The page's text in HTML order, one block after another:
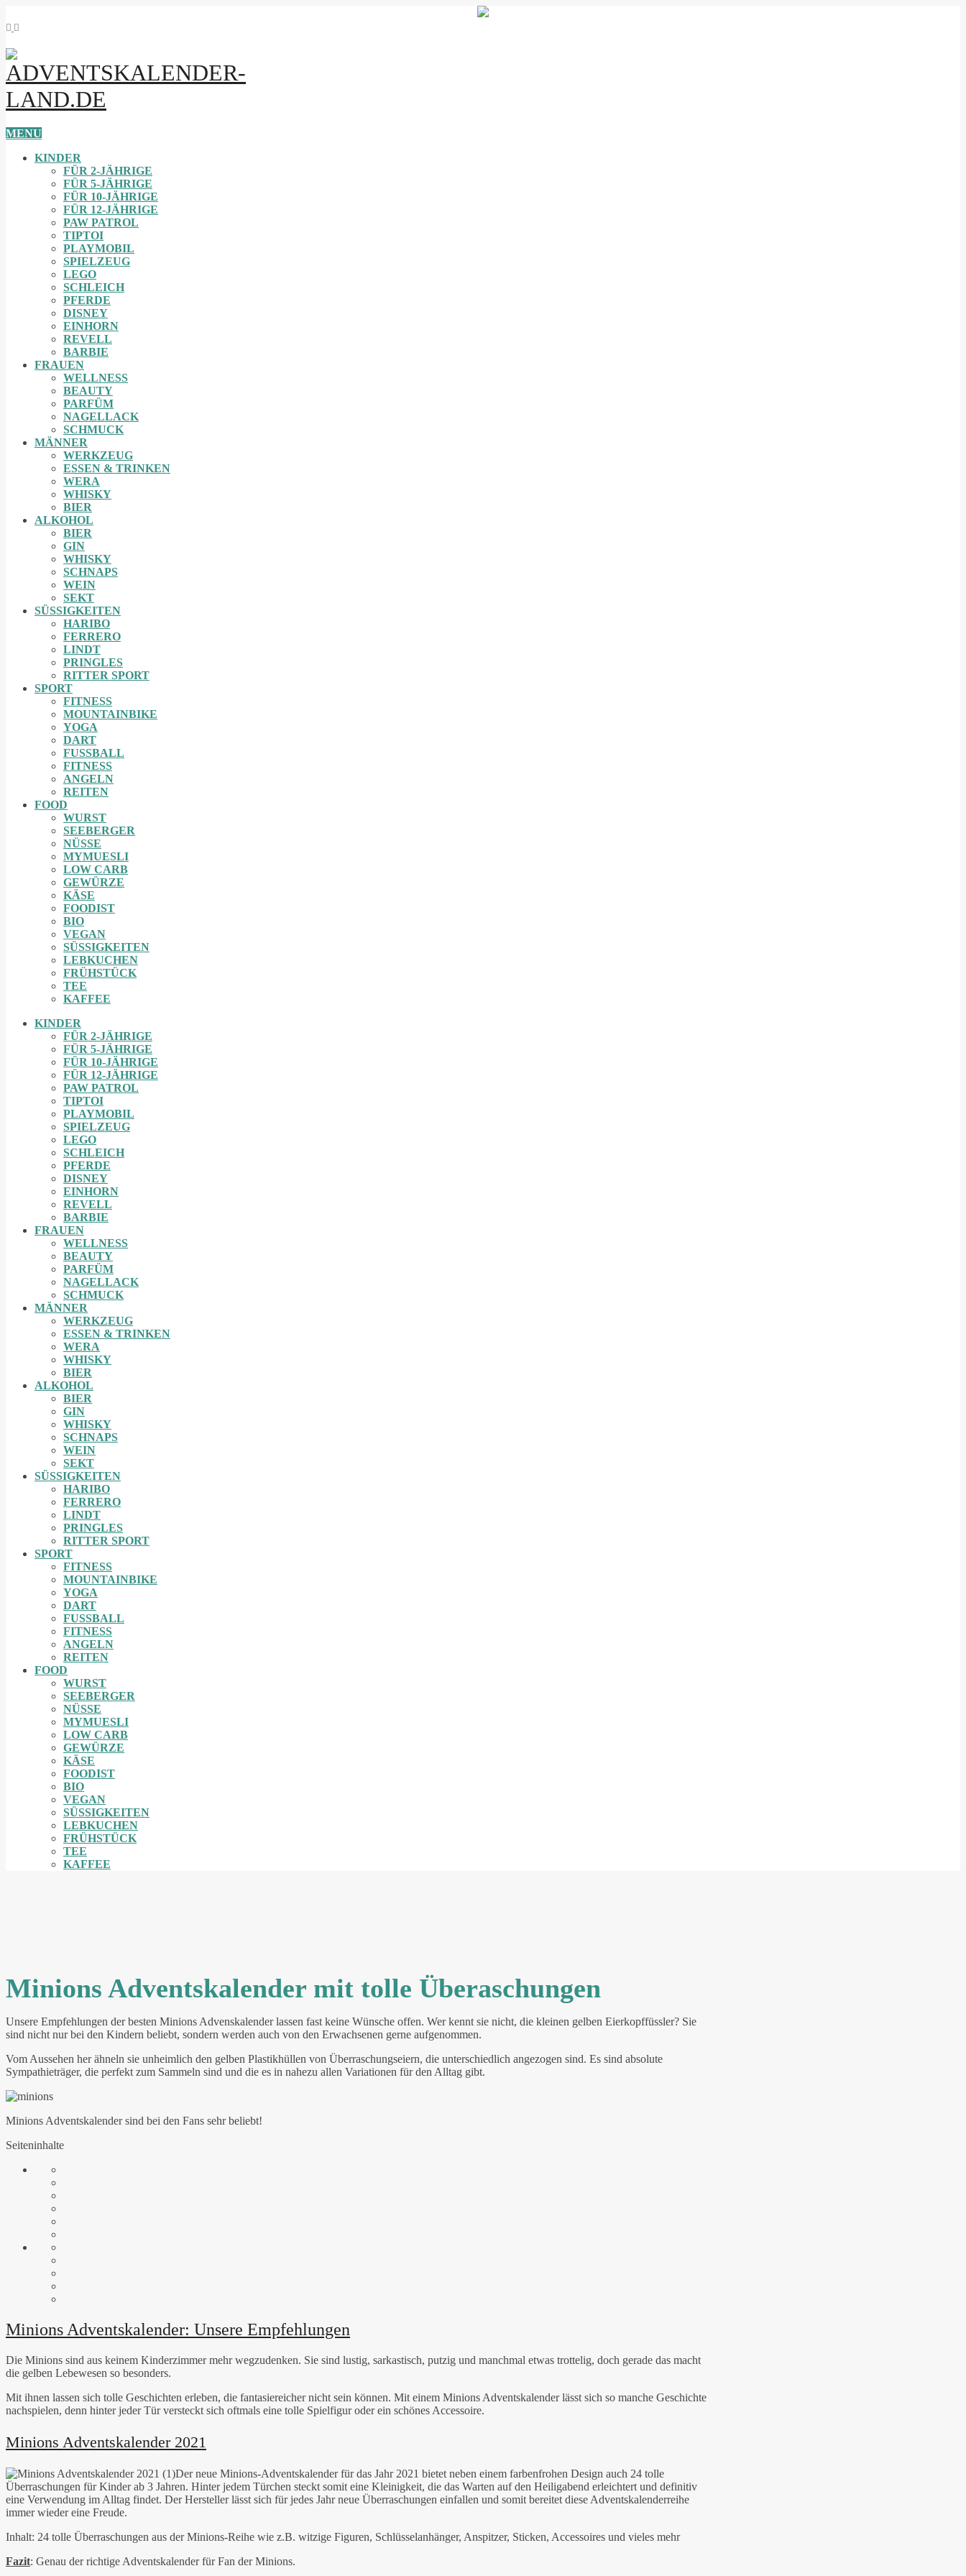
MENU
KINDER
FÜR 2-JÄHRIGE
FÜR 5-JÄHRIGE
FÜR 10-JÄHRIGE
FÜR 12-JÄHRIGE
PAW PATROL
TIPTOI
PLAYMOBIL
SPIELZEUG
LEGO
SCHLEICH
PFERDE
DISNEY
EINHORN
REVELL
BARBIE
FRAUEN
WELLNESS
BEAUTY
PARFÜM
NAGELLACK
SCHMUCK
MÄNNER
WERKZEUG
ESSEN & TRINKEN
WERA
WHISKY
BIER
ALKOHOL
BIER
GIN
WHISKY
SCHNAPS
WEIN
SEKT
SÜSSIGKEITEN
HARIBO
FERRERO
LINDT
PRINGLES
RITTER SPORT
SPORT
FITNESS
MOUNTAINBIKE
YOGA
DART
FUSSBALL
FITNESS
ANGELN
REITEN
FOOD
WURST
SEEBERGER
NÜSSE
MYMUESLI
LOW CARB
GEWÜRZE
KÄSE
FOODIST
BIO
VEGAN
SÜSSIGKEITEN
LEBKUCHEN
FRÜHSTÜCK
TEE
KAFFEE
KINDER
FÜR 2-JÄHRIGE
FÜR 5-JÄHRIGE
FÜR 10-JÄHRIGE
FÜR 12-JÄHRIGE
PAW PATROL
TIPTOI
PLAYMOBIL
SPIELZEUG
LEGO
SCHLEICH
PFERDE
DISNEY
EINHORN
REVELL
BARBIE
FRAUEN
WELLNESS
BEAUTY
PARFÜM
NAGELLACK
SCHMUCK
MÄNNER
WERKZEUG
ESSEN & TRINKEN
WERA
WHISKY
BIER
ALKOHOL
BIER
GIN
WHISKY
SCHNAPS
WEIN
SEKT
SÜSSIGKEITEN
HARIBO
FERRERO
LINDT
PRINGLES
RITTER SPORT
SPORT
FITNESS
MOUNTAINBIKE
YOGA
DART
FUSSBALL
FITNESS
ANGELN
REITEN
FOOD
WURST
SEEBERGER
NÜSSE
MYMUESLI
LOW CARB
GEWÜRZE
KÄSE
FOODIST
BIO
VEGAN
SÜSSIGKEITEN
LEBKUCHEN
FRÜHSTÜCK
TEE
KAFFEE
Minions Adventskalender mit tolle Überaschungen
Unsere Empfehlungen der besten Minions Advenskalender lassen fast keine Wünsche offen. Wer kennt sie nicht, die kleinen gelben Eierkopffüssler? Sie
sind nicht nur bei den Kindern beliebt, sondern werden auch von den Erwachsenen gerne aufgenommen.
Vom Aussehen her ähneln sie unheimlich den gelben Plastikhüllen von Überraschungseiern, die unterschiedlich angezogen sind. Es sind absolute
Sympathieträger, die perfekt zum Sammeln sind und die es in nahezu allen Variationen für den Alltag gibt.
Minions Adventskalender sind bei den Fans sehr beliebt!
Seiteninhalte
Minions Adventskalender: Unsere Empfehlungen
Die Minions sind aus keinem Kinderzimmer mehr wegzudenken. Sie sind lustig, sarkastisch, putzig und manchmal etwas trottelig, doch gerade das macht
die gelben Lebewesen so besonders.
Mit ihnen lassen sich tolle Geschichten erleben, die fantasiereicher nicht sein können. Mit einem Minions Adventskalender lässt sich so manche Geschichte
nachspielen, denn hinter jeder Tür versteckt sich oftmals eine tolle Spielfigur oder ein schönes Accessoire.
Minions Adventskalender 2021
Der neue Minions-Adventskalender für das Jahr 2021 bietet neben einem farbenfrohen Design auch 24 tolle
Überraschungen für Kinder ab 3 Jahren. Hinter jedem Türchen steckt somit eine Kleinigkeit, die das Warten auf den Heiligabend erleichtert und definitiv
eine Verwendung im Alltag findet. Der Hersteller lässt sich für jedes Jahr neue Überraschungen einfallen und somit bereitet diese Adventskalenderreihe
immer wieder eine Freude.
Inhalt: 24 tolle Überraschungen aus der Minions-Reihe wie z.B. witzige Figuren, Schlüsselanhänger, Anspitzer, Sticken, Accessoires und vieles mehr
Fazit: Genau der richtige Adventskalender für Fan der Minions.